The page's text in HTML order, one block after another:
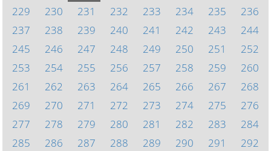
229
230 231 232 233 234 235
236
237
238 239 240 241 242 243
244
245
246 247 248 249 250 251
252
253
254 255 256 257 258 259
260
261
262 263 264 265 266 267
268
269
270 271 272 273 274 275
276
277
278 279 280 281 282 283
284
285
286 287 288 289 290 291
292